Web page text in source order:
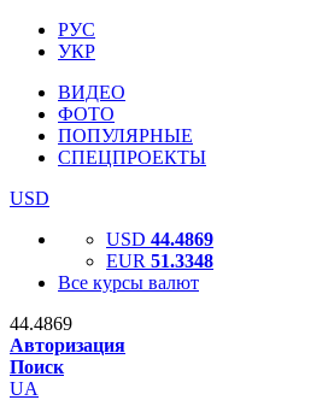
РУС
УКР
ВИДЕО
ФОТО
ПОПУЛЯРНЫЕ
СПЕЦПРОЕКТЫ
USD
USD 44.4869
EUR 51.3348
Все курсы валют
44.4869
Авторизация
Поиск
UA